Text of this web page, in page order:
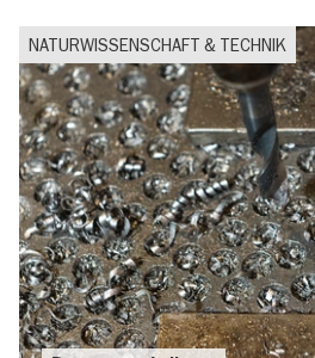
NATURWISSENSCHAFT & TECHNIK